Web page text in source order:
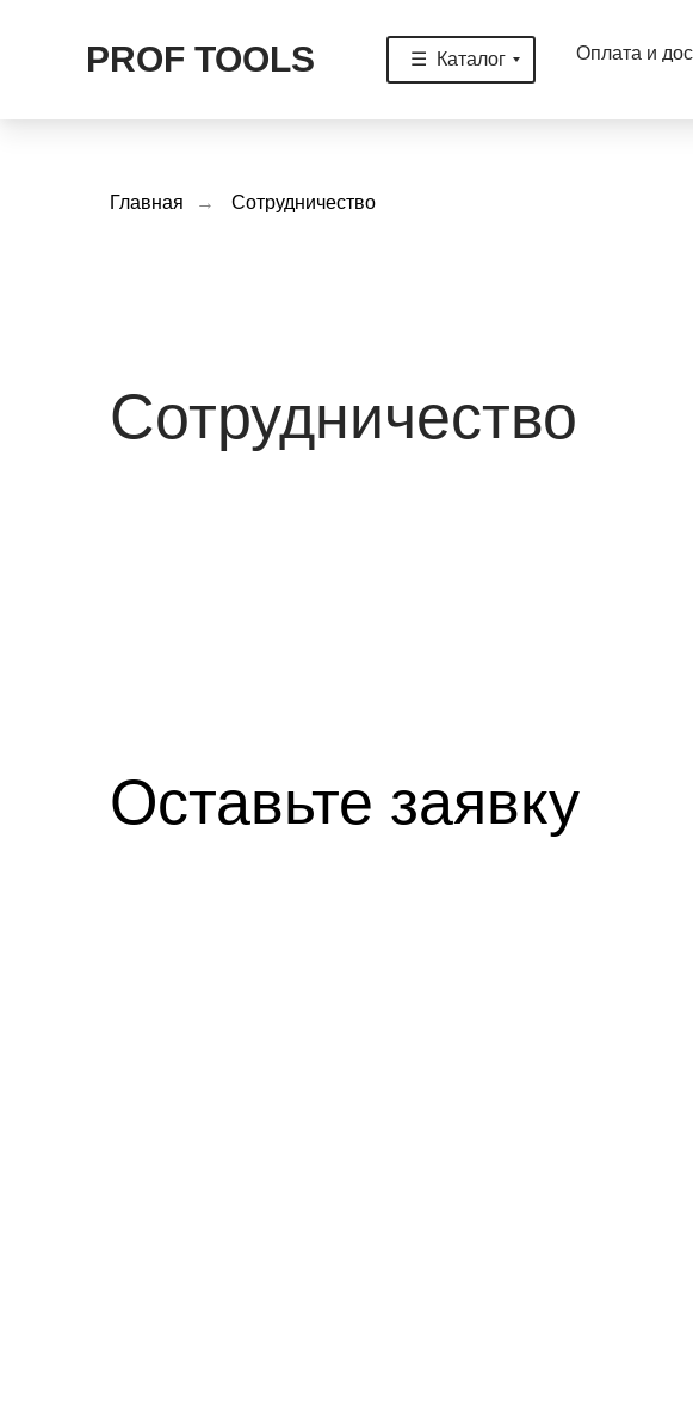
PROF TOOLS ☰ Каталог Оплата и
Главная → Сотрудничество
Сотрудничество
Оставьте заявку